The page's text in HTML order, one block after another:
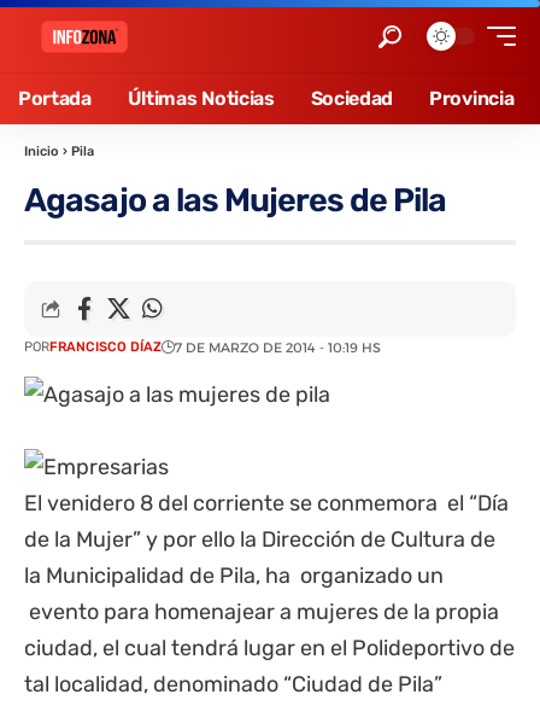
Portada Últimas Noticias Sociedad Provincia
Inicio › Pila
Agasajo a las Mujeres de Pila
PORFRANCISCO DÍAZ 7 DE MARZO DE 2014 - 10:19 HS
El venidero 8 del corriente se conmemora el “Día
de la Mujer” y por ello la Dirección de Cultura de
la Municipalidad de Pila, ha organizado un
evento para homenajear a mujeres de la propia
ciudad, el cual tendrá lugar en el Polideportivo de
tal localidad, denominado “Ciudad de Pila”